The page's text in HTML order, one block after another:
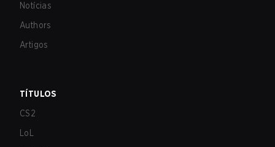
Notícias
Authors
Artigos
TÍTULOS
CS2
LoL